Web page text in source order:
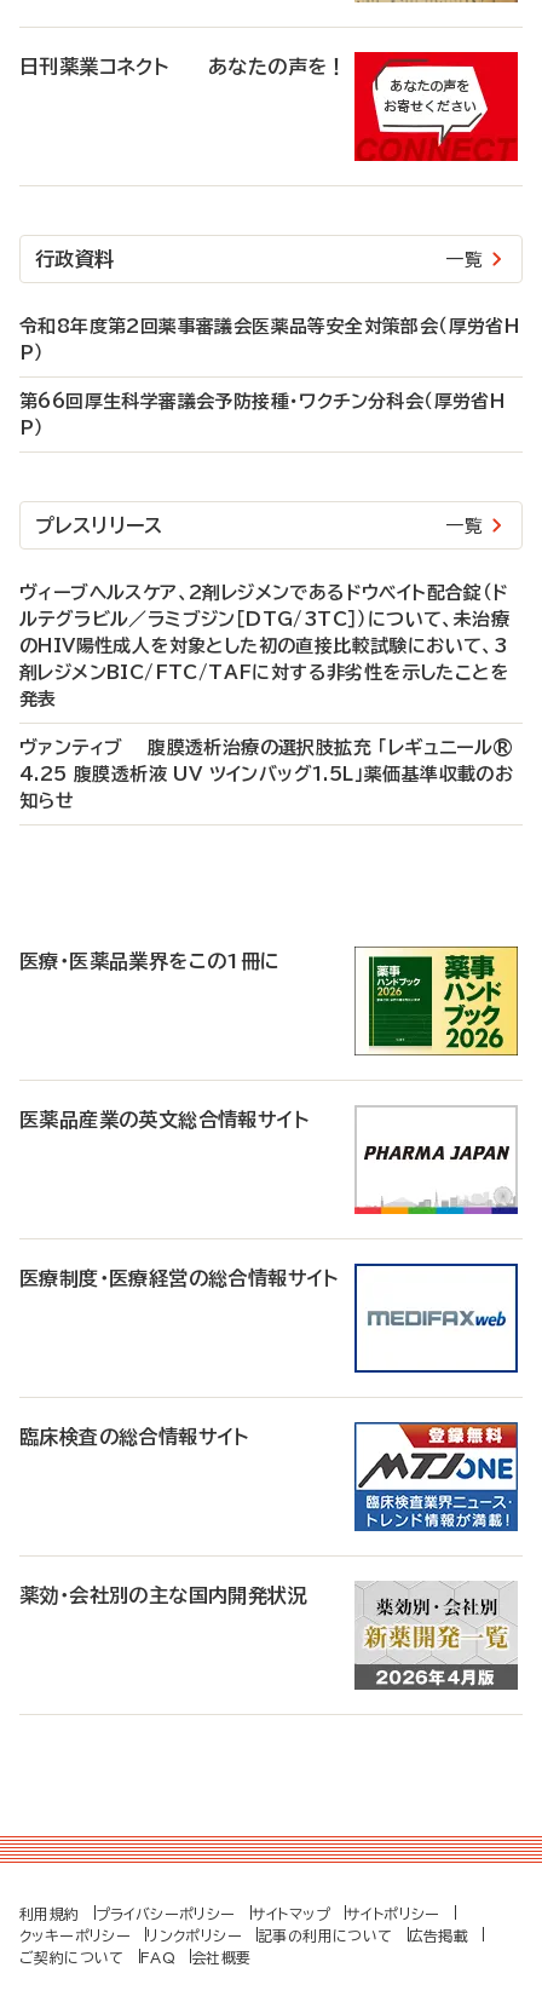
日刊薬業コネクト あなたの声を！
行政資料 一覧
令和8年度第2回薬事審議会医薬品等安全対策部会（厚労省H
P）
第66回厚生科学審議会予防接種・ワクチン分科会（厚労省H
P）
プレスリリース 一覧
ヴィーブヘルスケア、2剤レジメンであるドウベイト配合錠（ド
ルテグラビル／ラミブジン［DTG/3TC］）について、未治療
のHIV陽性成人を対象とした初の直接比較試験において、3
剤レジメンBIC/FTC/TAFに対する非劣性を示したことを
発表
ヴァンティブ 腹膜透析治療の選択肢拡充 「レギュニール®
4.25 腹膜透析液 UV ツインバッグ1.5L」薬価基準収載のお
知らせ
医療・医薬品業界をこの1冊に
医薬品産業の英文総合情報サイト
医療制度・医療経営の総合情報サイト
臨床検査の総合情報サイト
薬効・会社別の主な国内開発状況
利用規約 プライバシーポリシー サイトマップ
サイトポリシー
クッキーポリシー
リンクポリシー 記事の利用について
広告掲載
ご契約について
FAQ 会社概要